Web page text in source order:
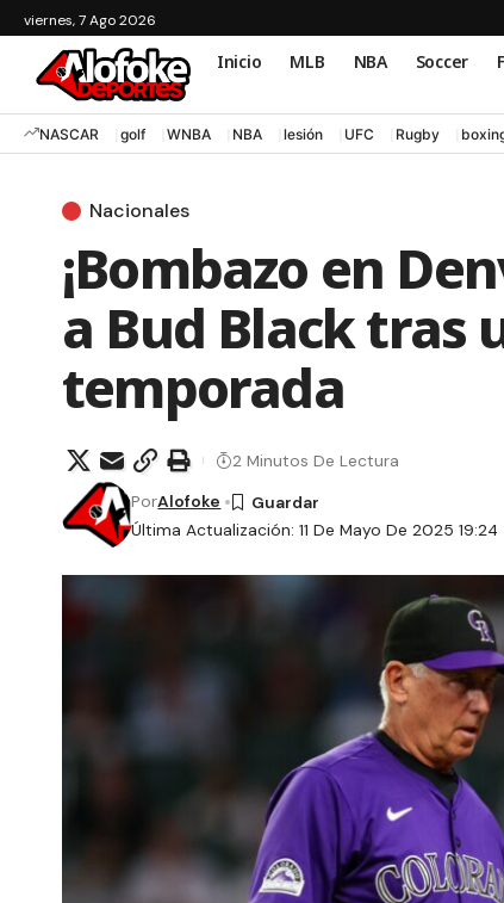
viernes, 7 Ago 2026
Inicio MLB NBA Soccer
NASCAR golf WNBA NBA lesión UFC Rugby
Nacionales
¡Bombazo en
a Bud Black tras
temporada
Última Actualización: 11 De Mayo De 2025 19:24
PorAlofoke
2 Minutos De Lectura